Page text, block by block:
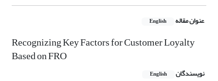
عنوان مقاله English
Recognizing Key Factors for Customer Loyalty
Based on FRO
نویسندگان English